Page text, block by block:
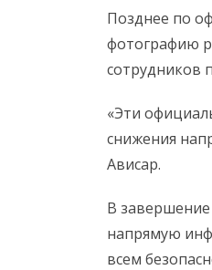
Позднее по
фотографию
сотрудников
«Эти
снижения
Ависар.
В
напрямую
всем